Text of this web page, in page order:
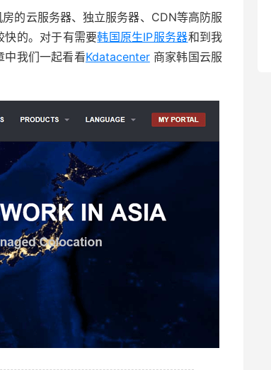
的云服务器、独立服务器、CDN等高防服
快的。对于有需要韩国原生IP服务器和到我
中我们一起看看Kdatacenter商家韩国云服